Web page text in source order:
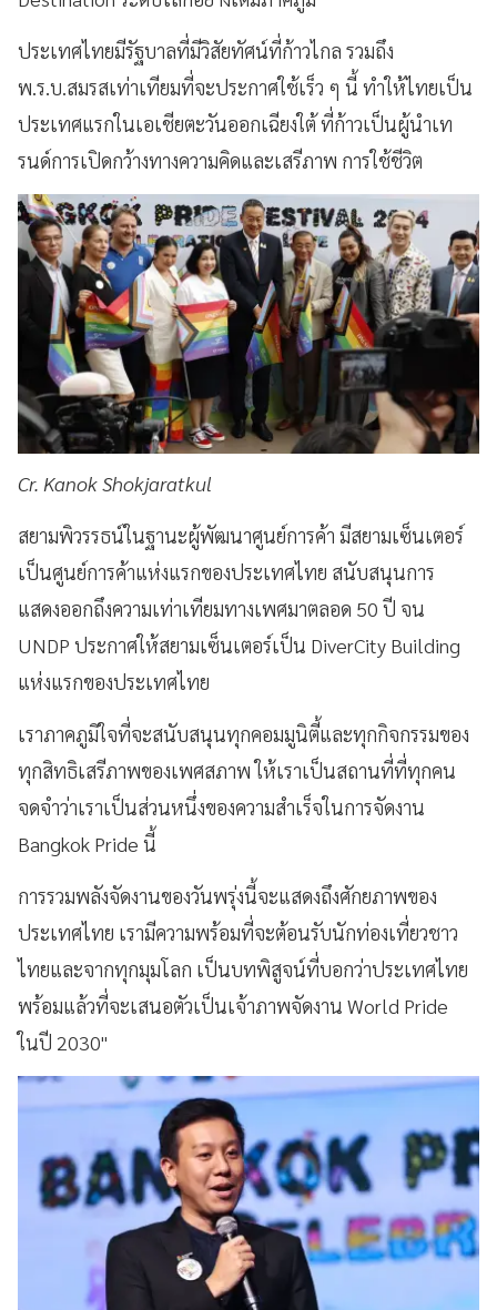
ประเทศไทยมีรัฐบาลที่มีวิสัยทัศน์ที่ก้าวไกล รวมถึง
พ.ร.บ.สมรสเท่าเทียมที่จะประกาศใช้เร็ว ๆ นี้ ทำให้ไทยเป็น
ประเทศแรกในเอเชียตะวันออกเฉียงใต้ ที่ก้าวเป็นผู้นำเท
รนด์การเปิดกว้างทางความคิดและเสรีภาพ การใช้ชีวิต
Cr. Kanok Shokjaratkul
สยามพิวรรธน์ในฐานะผู้พัฒนาศูนย์การค้า มีสยามเซ็นเตอร์
เป็นศูนย์การค้าแห่งแรกของประเทศไทย สนับสนุนการ
แสดงออกถึงความเท่าเทียมทางเพศมาตลอด 50 ปี จน
UNDP ประกาศให้สยามเซ็นเตอร์เป็น DiverCity Building
แห่งแรกของประเทศไทย
เราภาคภูมิใจที่จะสนับสนุนทุกคอมมูนิตี้และทุกกิจกรรมของ
ทุกสิทธิเสรีภาพของเพศสภาพ ให้เราเป็นสถานที่ที่ทุกคน
จดจำว่าเราเป็นส่วนหนึ่งของความสำเร็จในการจัดงาน
Bangkok Pride นี้
การรวมพลังจัดงานของวันพรุ่งนี้จะแสดงถึงศักยภาพของ
ประเทศไทย เรามีความพร้อมที่จะต้อนรับนักท่องเที่ยวชาว
ไทยและจากทุกมุมโลก เป็นบทพิสูจน์ที่บอกว่าประเทศไทย
พร้อมแล้วที่จะเสนอตัวเป็นเจ้าภาพจัดงาน World Pride
ในปี 2030"